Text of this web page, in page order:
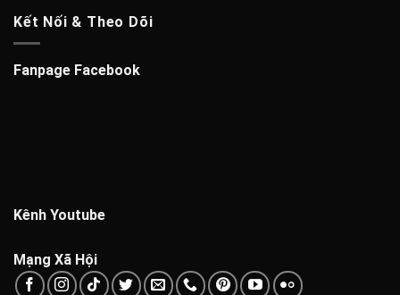
Kết Nối & Theo Dõi
Fanpage Facebook
Kênh Youtube
Mạng Xã Hội